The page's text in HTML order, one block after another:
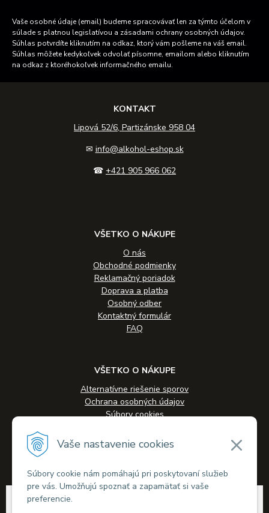
Vaše nastavenie cookies
Súbory cookie nám pomáhajú pri poskytovaní služieb
pre vás. Umožňujú spoznať a zapamätať si vaše
preferencie.
Vaše osobné údaje (email) budeme spracovávať len za týmto účelom v
súlade s platnou legislatívou a zásadami ochrany osobných údajov.
Súhlas potvrdíte kliknutím na odkaz, ktorý vám pošleme na váš email.
Súhlas môžete kedykoľvek odvolať písomne, emailom alebo kliknutím
na odkaz z ktoréhokoľvek informačného emailu.
KONTAKT
Lipová 52/6, Partizánske 958 04
✉ info@alkohol-eshop.sk
☎ +421 905 966 062
VŠETKO O NÁKUPE
O nás
Obchodné podmienky
Reklamačný poriadok
Doprava a platba
Osobný odber
Kontaktný formulár
FAQ
VŠETKO O NÁKUPE
Alternatívne riešenie sporov
Ochrana osobných údajov
Súbory cookies
Veľkoobchodná spolupráca
© 2026 Alkohol-eshop.sk •